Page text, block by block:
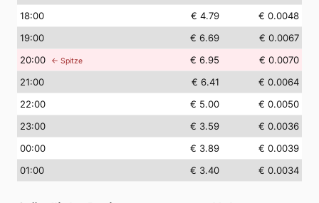
18:00 € 4.79
€ 0.0048
19:00 € 6.69
€ 0.0067
20:00 ← Spitze € 6.95
€ 0.0070
21:00 € 6.41
€ 0.0064
22:00 € 5.00
€ 0.0050
23:00 € 3.59
€ 0.0036
00:00 € 3.89
€ 0.0039
01:00 € 3.40 € 0.0034